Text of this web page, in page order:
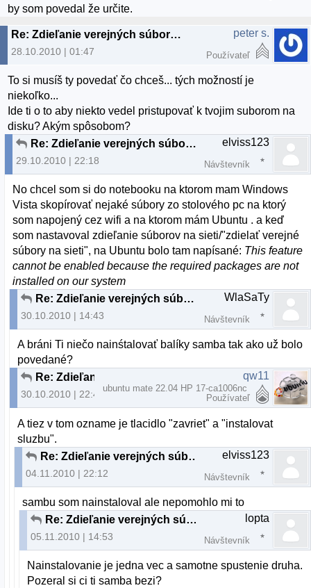
by som povedal že určite.
Re: Zdieľanie verejných súborov v sieti - PROBLÉM
28.10.2010 | 01:47
peter s.
Používateľ
To si musíš ty povedať čo chceš... tých možností je
niekoľko...
Ide ti o to aby niekto vedel pristupovať k tvojim suborom na
disku? Akým spôsobom?
Re: Zdieľanie verejných súborov v sieti - PROBLÉM
29.10.2010 | 22:18
elviss123
Návštevník
No chcel som si do notebooku na ktorom mam Windows
Vista skopírovať nejaké súbory zo stolového pc na ktorý
som napojený cez wifi a na ktorom mám Ubuntu . a keď
som nastavoval zdieľanie súborov na sieti/"zdielať verejné
súbory na sieti", na Ubuntu bolo tam napísané: This feature
cannot be enabled because the required packages are not
installed on our system
Re: Zdieľanie verejných súborov v sieti - PROBLÉM
30.10.2010 | 14:43
WlaSaTy
Návštevník
A bráni Ti niečo nainśtalovať balíky samba tak ako už bolo
povedané?
30.10.2010 | 22:44
qw11
ubuntu mate 22.04 HP 17-ca1006nc
Používateľ
A tiez v tom ozname je tlacidlo "zavriet" a "instalovat
sluzbu".
Re: Zdieľanie verejných súborov v sieti - PROBLÉM
04.11.2010 | 22:12
elviss123
Návštevník
sambu som nainstaloval ale nepomohlo mi to
Re: Zdieľanie verejných súborov v sieti - PROBLÉM
05.11.2010 | 14:53
lopta
Návštevník
Nainstalovanie je jedna vec a samotne spustenie druha.
Pozeral si ci ti samba bezi?